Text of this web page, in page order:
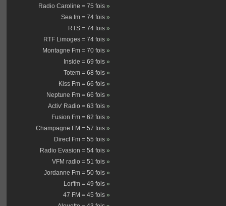
Radio Caroline = 75 fois »
Sea fm = 74 fois »
RTS = 74 fois »
RTF Limoges = 74 fois »
Montagne Fm = 70 fois »
Inside = 69 fois »
Totem = 68 fois »
Kiss Fm = 66 fois »
Neptune Fm = 66 fois »
Activ' Radio = 63 fois »
Fusion Fm = 62 fois »
Champagne FM = 57 fois »
Direct Fm = 55 fois »
Radio Evasion = 54 fois »
VFM radio = 51 fois »
Jordanne Fm = 50 fois »
Lor'fm = 49 fois »
47 FM = 45 fois »